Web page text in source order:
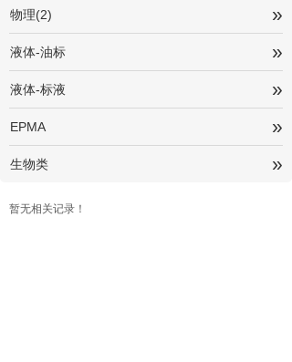
物理(2) »
液体-油标 »
液体-标液 »
EPMA »
生物类 »
暂无相关记录！